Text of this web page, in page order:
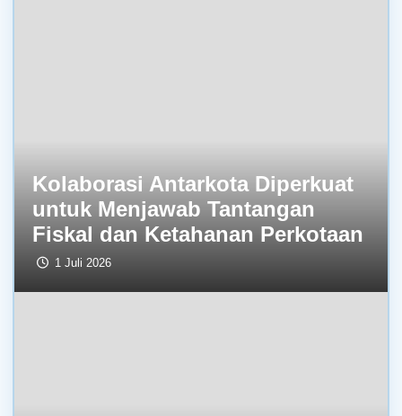
Kolaborasi Antarkota Diperkuat
untuk Menjawab Tantangan
Fiskal dan Ketahanan Perkotaan
1 Juli 2026